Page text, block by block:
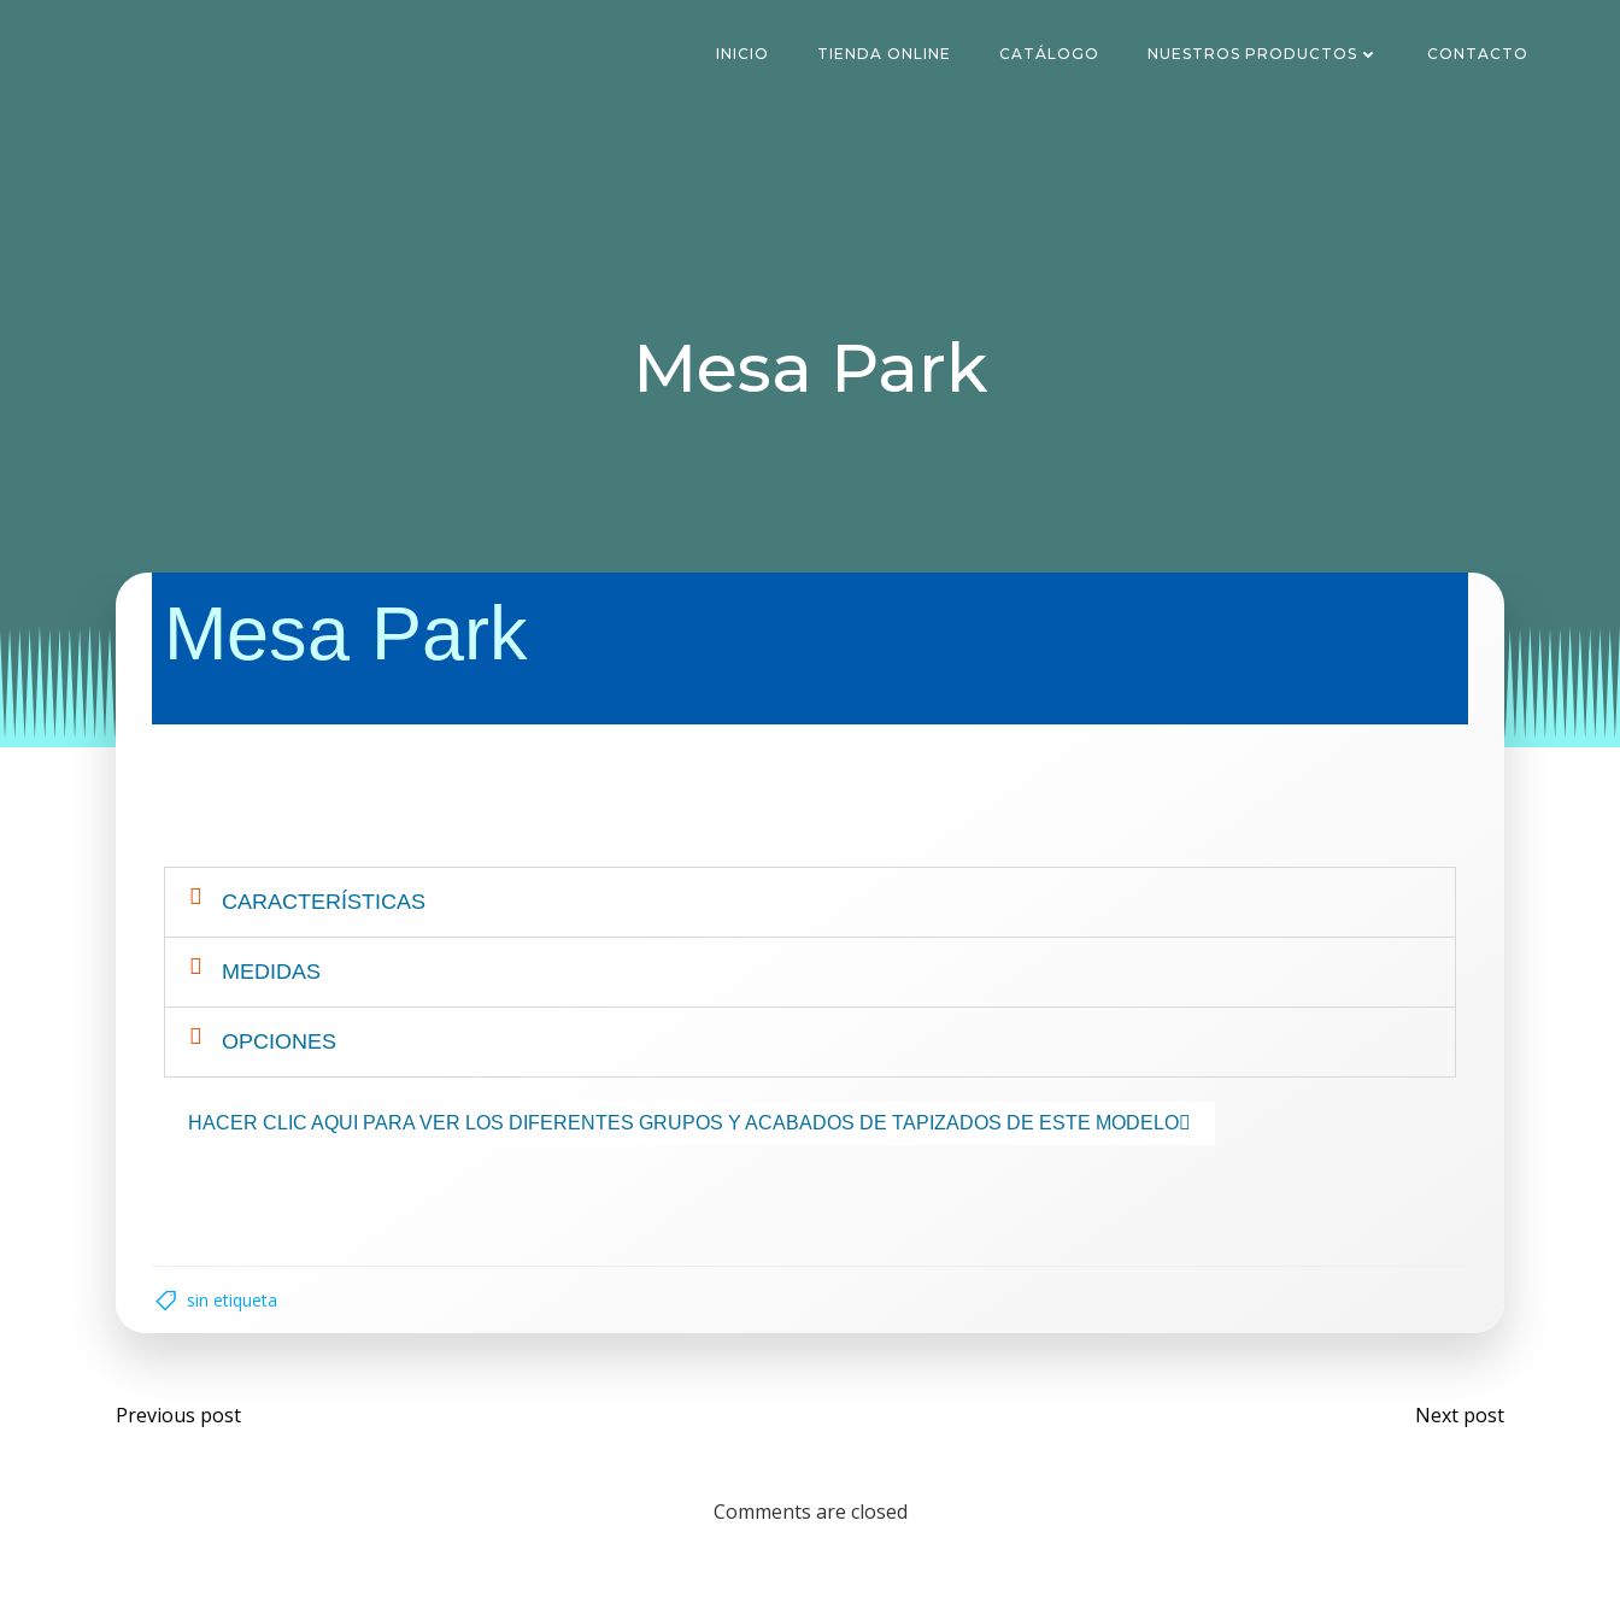
INICIO TIENDA ONLINE CATÁLOGO NUESTROS PRODUCTOS CONTACTO
Mesa Park
Categories: mesas mesas de oficina mesas hosteleria
Mesa Park
CARACTERÍSTICAS
MEDIDAS
OPCIONES
HACER CLIC AQUI PARA VER LOS DIFERENTES GRUPOS Y ACABADOS DE TAPIZADOS DE ESTE MODELO
sin etiqueta
Previous post Next post
Comments are closed